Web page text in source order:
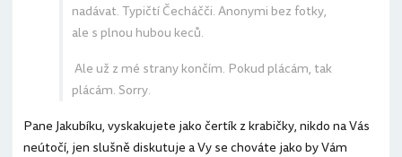
nadávat. Typičtí Čecháčči. Anonymi bez fotky,
ale s plnou hubou keců.
Ale už z mé strany končím. Pokud plácám, tak
plácám. Sorry.
Pane Jakubíku, vyskakujete jako čertík z krabičky, nikdo na Vás
neútočí, jen slušně diskutuje a Vy se chováte jako by Vám